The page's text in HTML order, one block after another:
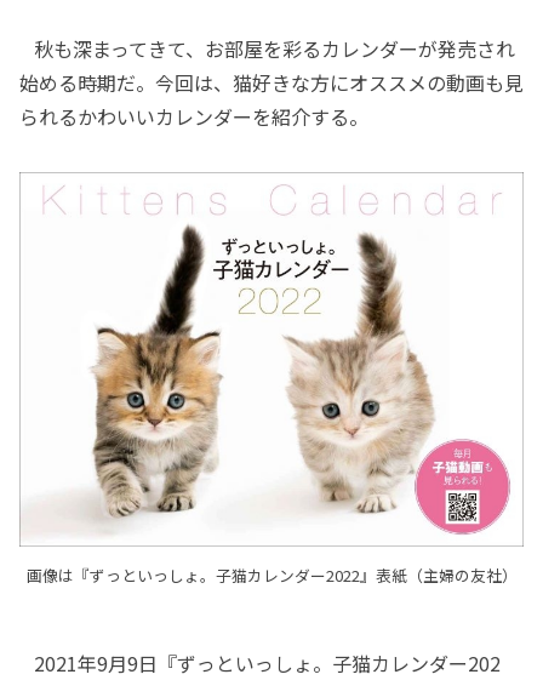
秋も深まってきて、お部屋を彩るカレンダーが発売され
始める時期だ。今回は、猫好きな方にオススメの動画も見
られるかわいいカレンダーを紹介する。
画像は『ずっといっしょ。子猫カレンダー2022』表紙（主婦の友社）
2021年9月9日『ずっといっしょ。子猫カレンダー202